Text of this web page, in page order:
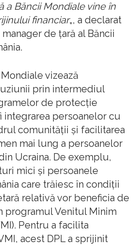
a Băncii Mondiale vine în
financiar„, a declarat
de ţară al Băncii
vizează
prin intermediul
de protecţie
integrarea persoanelor cu
comunităţii şi facilitarea
mai lung a persoanelor
Ucraina. De exemplu,
mici şi persoanele
care trăiesc în condiţii
relativă vor beneficia de
programul Venitul Minim
Pentru a facilita
acest DPL a sprijinit